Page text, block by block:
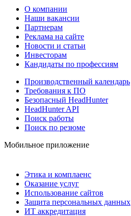
О компании
Наши вакансии
Партнерам
Реклама на сайте
Новости и статьи
Инвесторам
Кандидаты по профессиям
Производственный календарь
Требования к ПО
Безопасный HeadHunter
HeadHunter API
Поиск работы
Поиск по резюме
Мобильное приложение
Этика и комплаенс
Оказание услуг
Использование сайтов
Защита персональных данных
ИТ аккредитация